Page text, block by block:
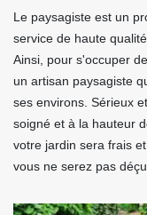
Le paysagiste est un
service de haute
Ainsi, pour s'occuper
un artisan paysagiste
ses environs. Sérieux
soigné et à la hauteur
votre jardin sera frais
vous ne serez pas déçu.